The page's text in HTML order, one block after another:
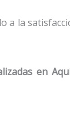
a la
en